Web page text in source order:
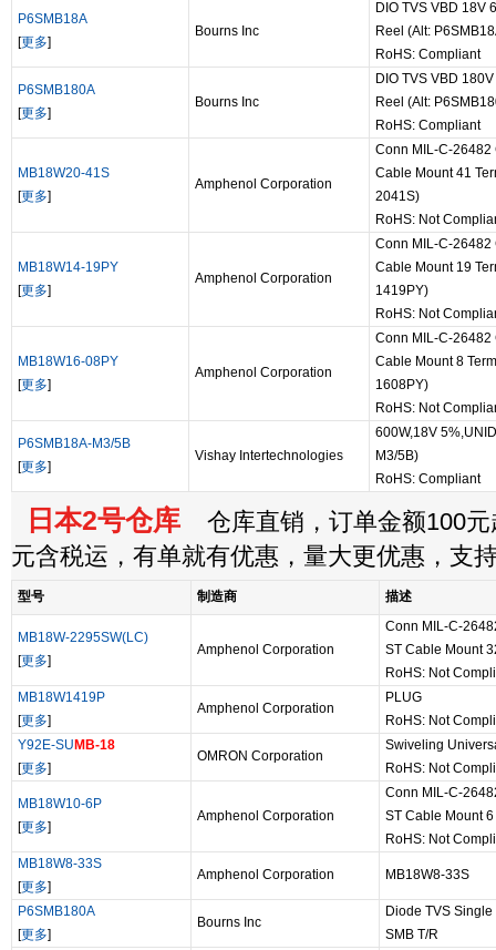
P6SMB18A
[更多]
Bourns Inc
DIO TVS VBD 18V
Reel (Alt:
RoHS: Compliant
P6SMB180A
[更多]
Bourns Inc
DIO TVS VBD
Reel (Alt:
RoHS: Compliant
MB18W20-41S
[更多]
Amphenol Corporation
Conn MIL-C-26482
Cable Mount 41
2041S)
RoHS: Not
MB18W14-19PY
[更多]
Amphenol Corporation
Conn MIL-C-26482
Cable Mount 19
1419PY)
RoHS: Not
MB18W16-08PY
[更多]
Amphenol Corporation
Conn MIL-C-26482
Cable Mount 8
1608PY)
RoHS: Not
P6SMB18A-M3/5B
[更多]
Vishay Intertechnologies
600W,18V
M3/5B)
RoHS: Compliant
日本2号仓库 仓库直销，订单金额100元
元含税运，有单就有优惠，量大更优惠，支
型号 制造商 描述
MB18W-2295SW(LC)
[更多]
Amphenol Corporation
Conn MIL-C-
ST Cable Mount
RoHS: Not
MB18W1419P
[更多]
Amphenol Corporation
PLUG
RoHS: Not
Y92E-SU MB-18
[更多]
OMRON Corporation
Swiveling
RoHS: Not
MB18W10-6P
[更多]
Amphenol Corporation
Conn MIL-C-
ST Cable Mount
RoHS: Not
MB18W8-33S
[更多]
Amphenol Corporation MB18W8-33S
P6SMB180A
[更多]
Bourns Inc
Diode TVS
SMB T/R